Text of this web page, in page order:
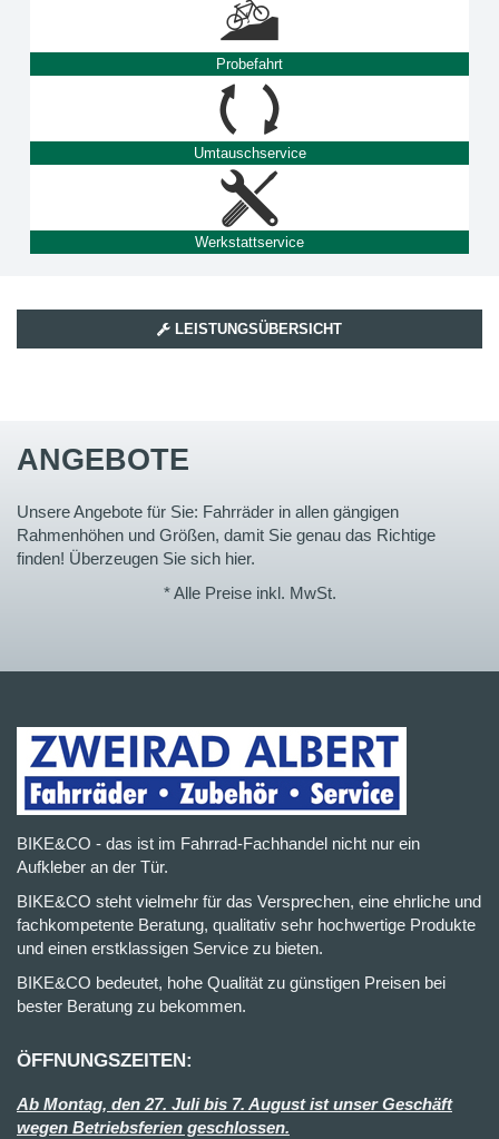
Probefahrt
Umtauschservice
Werkstattservice
LEISTUNGSÜBERSICHT
ANGEBOTE
Unsere Angebote für Sie: Fahrräder in allen gängigen
Rahmenhöhen und Größen, damit Sie genau das Richtige
finden! Überzeugen Sie sich hier.
* Alle Preise inkl. MwSt.
BIKE&CO - das ist im Fahrrad-Fachhandel nicht nur ein
Aufkleber an der Tür.
BIKE&CO steht vielmehr für das Versprechen, eine ehrliche und
fachkompetente Beratung, qualitativ sehr hochwertige Produkte
und einen erstklassigen Service zu bieten.
BIKE&CO bedeutet, hohe Qualität zu günstigen Preisen bei
bester Beratung zu bekommen.
ÖFFNUNGSZEITEN:
Ab Montag, den 27. Juli bis 7. August ist unser Geschäft
wegen Betriebsferien geschlossen.